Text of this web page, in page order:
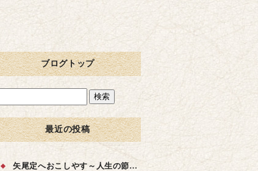
ブログトップ
最近の投稿
矢尾定へおこしやす～人生の節目に～